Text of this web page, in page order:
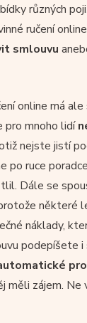
různých
ručení
smlouvu
online má
pro mnoho lidí
nejste jistí
po ruce
Dále se
některé
náklady,
podepíšete i
měli zájem.